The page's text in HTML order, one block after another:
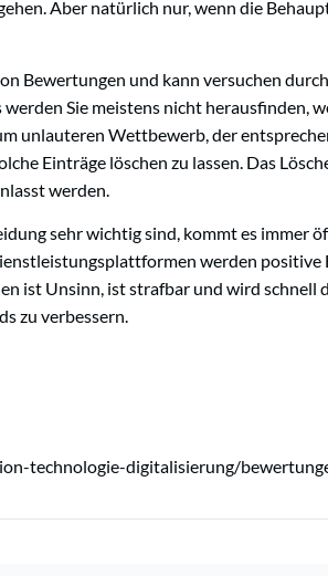
Aber natürlich nur, wenn die
Bewertungen und kann versuchen
Sie meistens nicht herausfinden,
unlauteren Wettbewerb, der
Einträge löschen zu lassen. Das
werden.
sehr wichtig sind, kommt es immer
werden positive
ist Unsinn, ist strafbar und wird schnell
zu verbessern.
technologie-digitalisierung/